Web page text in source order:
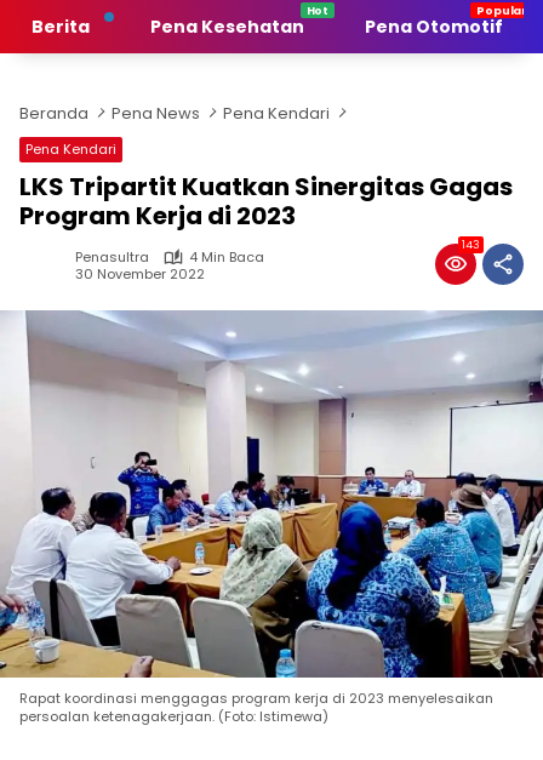
Berita Pena Kesehatan Pena Otomotif
Beranda Pena News Pena Kendari
Pena Kendari
LKS Tripartit Kuatkan Sinergitas Gagas
Program Kerja di 2023
Penasultra
4 Min Baca
30 November 2022
143
Rapat koordinasi menggagas program kerja di 2023 menyelesaikan
persoalan ketenagakerjaan. (Foto: Istimewa)